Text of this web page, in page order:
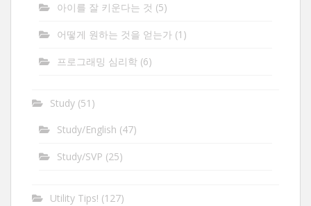
아이를 잘 키운다는 것 (5)
어떻게 원하는 것을 얻는가 (1)
프로그래밍 심리학 (6)
Study (51)
Study/English (47)
Study/SVP (25)
Utility Tips! (127)